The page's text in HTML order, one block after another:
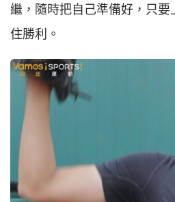
繼，隨時把自己準備好，只要
住勝利。